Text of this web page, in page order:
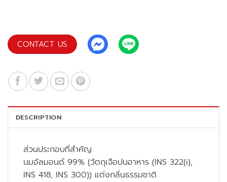
CONTACT US
DESCRIPTION
ส่วนประกอบที่สำคัญ
นมอัลมอนด์ 99% (วัตถุเจือปนอาหาร (INS 322(i),
INS 418, INS 300)) แต่งกลิ่นธรรมชาติ